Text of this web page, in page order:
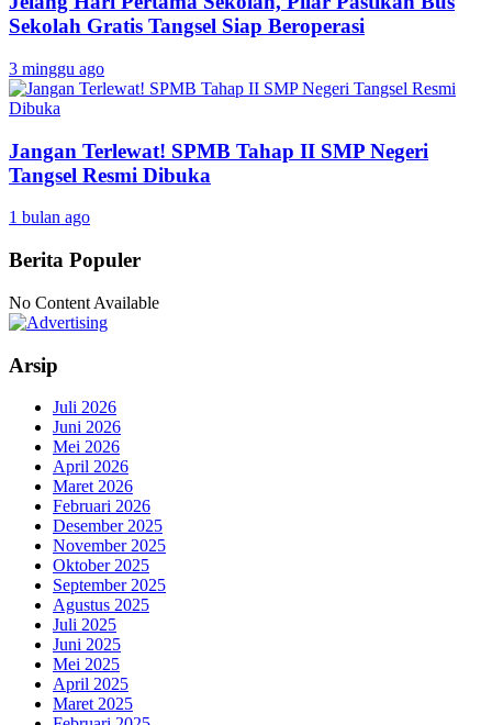
Sekolah Gratis Tangsel Siap Beroperasi
3 minggu ago
Jangan Terlewat! SPMB Tahap II SMP Negeri
Tangsel Resmi Dibuka
1 bulan ago
Berita Populer
No Content Available
Arsip
Juli 2026
Juni 2026
Mei 2026
April 2026
Maret 2026
Februari 2026
Desember 2025
November 2025
Oktober 2025
September 2025
Agustus 2025
Juli 2025
Juni 2025
Mei 2025
April 2025
Maret 2025